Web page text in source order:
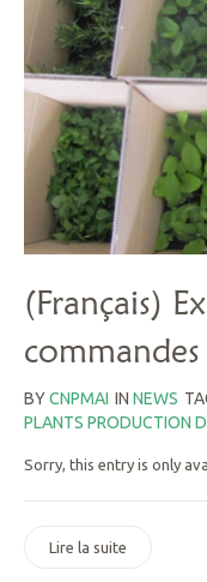
(Français)
BYCNPMAI IN NEWS
PLANTS PRODUCTION
Sorry, this entry is only
Lire la suite